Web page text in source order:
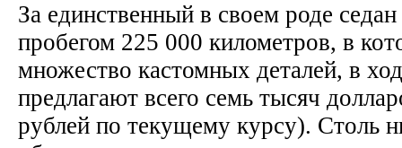
За единственный в своем роде
пробегом 225 000 километров, в
множество кастомных деталей, в
предлагают всего семь тысяч
рублей по текущему курсу). Столь